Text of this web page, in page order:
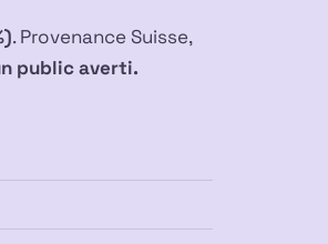
. Provenance Suisse,
public averti.